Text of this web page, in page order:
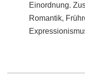
Einordnung.
Romantik,